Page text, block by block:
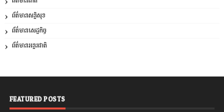
ព័ត៌មានសន្តិសុខ
ព័ត៌មានសេដ្ឋកិច្ច
ព័ត៌មានអន្តរជាតិ
FEATURED POSTS